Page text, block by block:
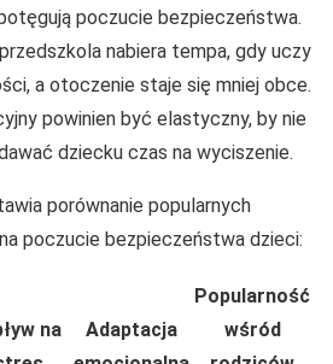
poczucie bezpieczeństwa.
nabiera tempa, gdy uczy
a otoczenie staje się mniej obce.
powinien być elastyczny, by nie
dziecku czas na wyciszenie.
porównanie popularnych
poczucie bezpieczeństwa dzieci:
na
Adaptacja
Popularność
wśród